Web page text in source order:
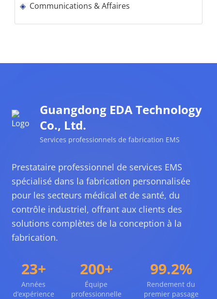
Communications & Affaires
Guangdong EDA Technology
Co., Ltd.
Services professionnels de fabrication EMS
Prestataire professionnel de services EMS
spécialisé dans la fabrication personnalisée
pour les secteurs médical et de santé, du
contrôle industriel, offrant aux clients des
solutions complètes de la conception à la
fabrication.
23+
Années
d’expérience
200+
Équipe
professionnelle
99.2%
Rendement du
premier passage